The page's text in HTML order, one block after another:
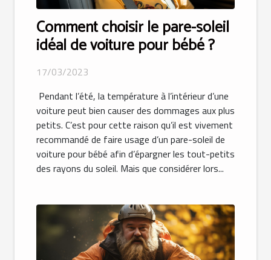
Comment choisir le pare-soleil
idéal de voiture pour bébé ?
17/03/2023
Pendant l’été, la température à l’intérieur d’une
voiture peut bien causer des dommages aux plus
petits. C’est pour cette raison qu’il est vivement
recommandé de faire usage d’un pare-soleil de
voiture pour bébé afin d’épargner les tout-petits
des rayons du soleil. Mais que considérer lors...